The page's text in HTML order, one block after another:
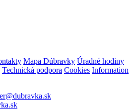
Mapa Dúbravky Úradné hodiny
Technická podpora Cookies Information